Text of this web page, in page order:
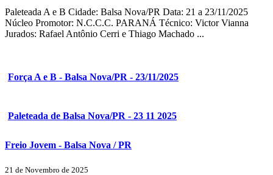
Paleteada A e B Cidade: Balsa Nova/PR Data: 21 a 23/11/2025
Núcleo Promotor: N.C.C.C. PARANÁ Técnico: Victor Vianna
Jurados: Rafael Antônio Cerri e Thiago Machado ...
Força A e B - Balsa Nova/PR - 23/11/2025
Paleteada de Balsa Nova/PR - 23 11 2025
Freio Jovem - Balsa Nova / PR
21 de Novembro de 2025